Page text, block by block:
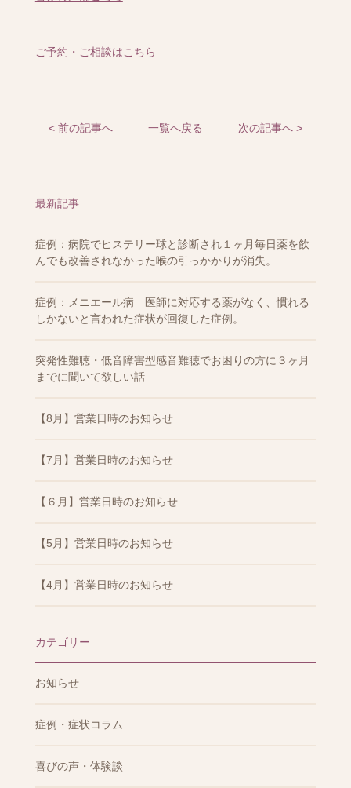
ご予約・ご相談はこちら
< 前の記事へ 一覧へ戻る 次の記事へ >
最新記事
症例：病院でヒステリー球と診断され１ヶ月毎日薬を飲
んでも改善されなかった喉の引っかかりが消失。
症例：メニエール病 医師に対応する薬がなく、慣れる
しかないと言われた症状が回復した症例。
突発性難聴・低音障害型感音難聴でお困りの方に３ヶ月
までに聞いて欲しい話
【8月】営業日時のお知らせ
【7月】営業日時のお知らせ
【６月】営業日時のお知らせ
【5月】営業日時のお知らせ
【4月】営業日時のお知らせ
カテゴリー
お知らせ
症例・症状コラム
喜びの声・体験談